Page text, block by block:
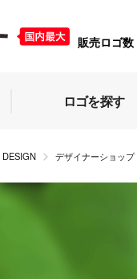
販売ロゴ数
ロゴを探す
DESIGN デザイナーショップ